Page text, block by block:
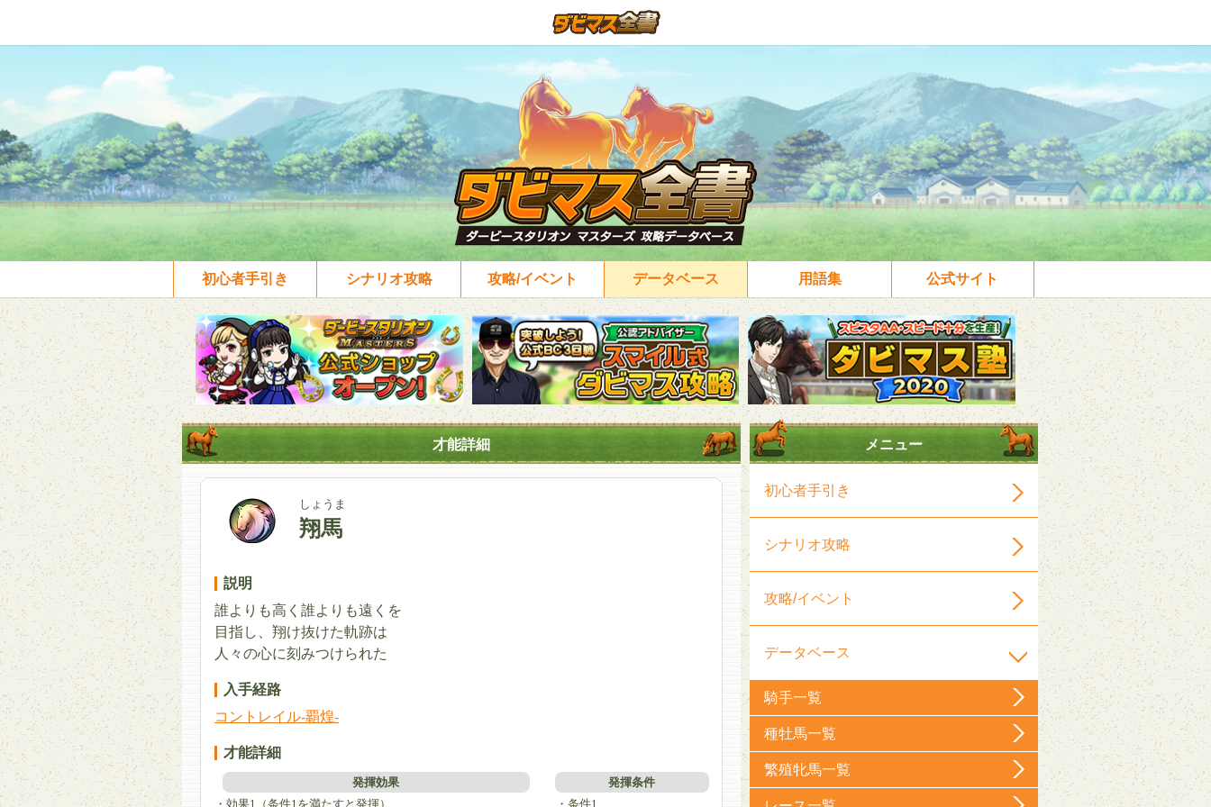
初心者手引き シナリオ攻略 攻略/イベント データベース 用語集 公式サイト
才能詳細
しょうま
翔馬
説明
誰よりも高く誰よりも遠くを
目指し、翔け抜けた軌跡は
人々の心に刻みつけられた
入手経路
コントレイル-覇煌-
才能詳細
発揮効果
・効果1（条件1を満たすと発揮）
発揮条件
・条件1
メニュー
初心者手引き
シナリオ攻略
攻略/イベント
データベース
騎手一覧
種牡馬一覧
繁殖牝馬一覧